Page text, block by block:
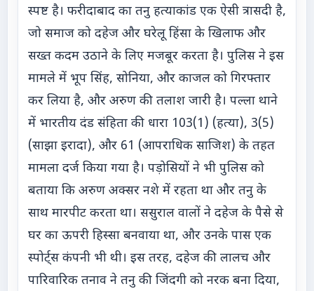
स्पष्ट है। फरीदाबाद का तनु हत्याकांड एक ऐसी त्रासदी है,
जो समाज को दहेज और घरेलू हिंसा के खिलाफ और
सख्त कदम उठाने के लिए मजबूर करता है। पुलिस ने इस
मामले में भूप सिंह, सोनिया, और काजल को गिरफ्तार
कर लिया है, और अरुण की तलाश जारी है। पल्ला थाने
में भारतीय दंड संहिता की धारा 103(1) (हत्या), 3(5)
(साझा इरादा), और 61 (आपराधिक साजिश) के तहत
मामला दर्ज किया गया है। पड़ोसियों ने भी पुलिस को
बताया कि अरुण अक्सर नशे में रहता था और तनु के
साथ मारपीट करता था। ससुराल वालों ने दहेज के पैसे से
घर का ऊपरी हिस्सा बनवाया था, और उनके पास एक
स्पोर्ट्स कंपनी भी थी। इस तरह, दहेज की लालच और
पारिवारिक तनाव ने तनु की जिंदगी को नरक बना दिया,